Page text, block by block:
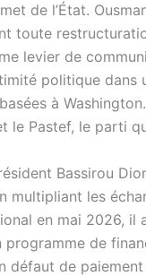
de l’État.
toute
levier de
politique dans
à
le Pastef, le parti
Bassirou
multipliant les
en mai 2026, il
programme de
défaut de